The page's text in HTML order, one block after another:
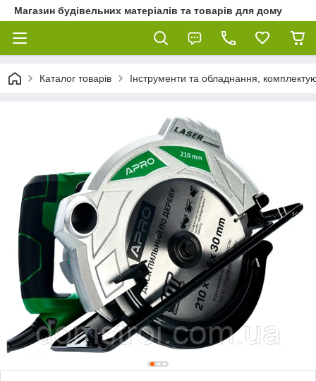
Магазин будівельних матеріалів та товарів для дому
Каталог товарів Інструменти та обладнання,